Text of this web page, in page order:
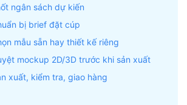
ngân sách dự kiến
bị brief đặt cúp
mẫu sẵn hay thiết kế riêng
mockup 2D/3D trước khi sản xuất
xuất, kiểm tra, giao hàng